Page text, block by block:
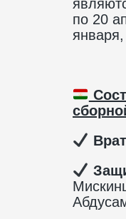
по 20
января,